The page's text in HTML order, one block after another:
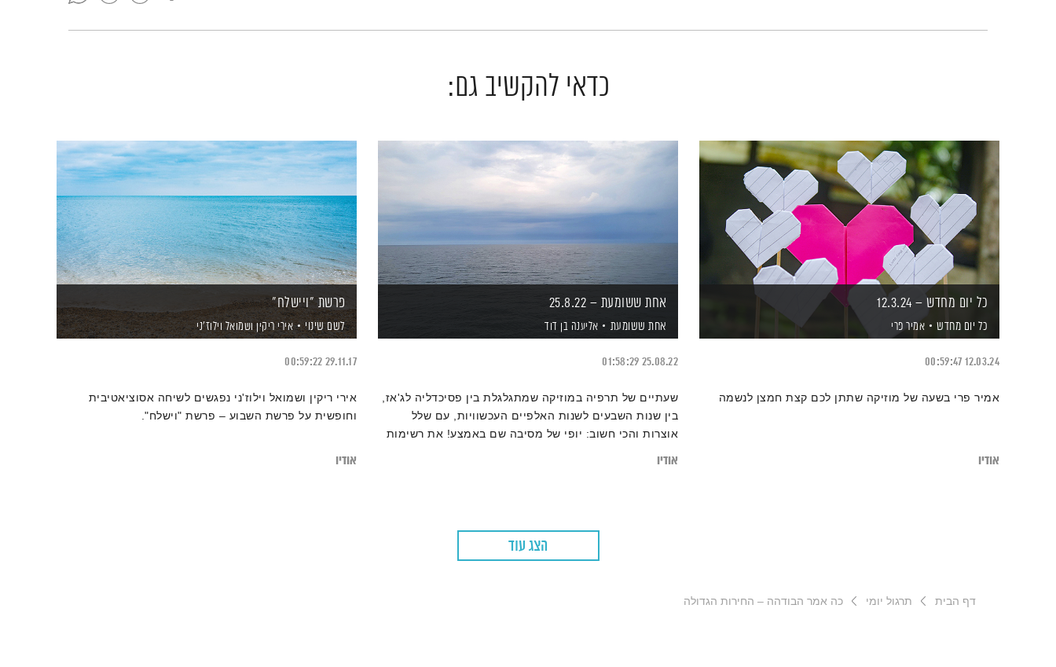
כדאי להקשיב גם:
כל יום מחדש – 12.3.24
כל יום מחדש אמיר פרי
12.03.24
00:59:47
אמיר פרי בשעה של מוזיקה שתתן לכם קצת חמצן לנשמה
אודיו
אחת ששומעת – 25.8.22
אחת ששומעת אליענה בן דוד
25.08.22
01:58:29
שעתיים של תרפיה במוזיקה שמתגלגלת בין פסיכדליה לג'אז,
בין שנות השבעים לשנות האלפיים העכשוויות, עם שלל
אוצרות והכי חשוב: יופי של מסיבה שם באמצע! את רשימות
אודיו
פרשת "ויישלח"
לשם שינוי אירי ריקיןושמואל וילוז'ני
29.11.17
00:59:22
אירי ריקין ושמואל וילוז'ני נפגשים לשיחה אסוציאטיבית
וחופשית על פרשת השבוע – פרשת "וישלח".
אודיו
הצג עוד
דף הבית תרגול יומי כה אמר הבודהה – החירות הגדולה